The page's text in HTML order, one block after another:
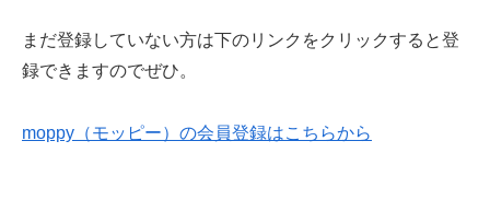
まだ登録していない方は下のリンクをクリックすると登
録できますのでぜひ。
moppy（モッピー）の会員登録はこちらから